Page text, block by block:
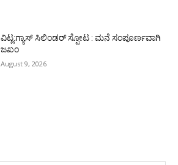
ವಿಟ್ಲ:ಗ್ಯಾಸ್ ಸಿಲಿಂಡರ್ ಸ್ಪೋಟ : ಮನೆ ಸಂಪೂರ್ಣವಾಗಿ
ಜಖಂ
August 9, 2026